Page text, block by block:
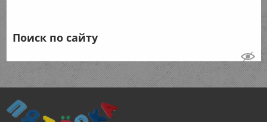
Поиск по сайту